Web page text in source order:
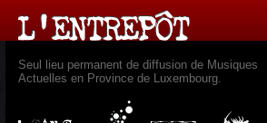
Seul lieu permanent de diffusion de Musiques
Actuelles en Province de Luxembourg.